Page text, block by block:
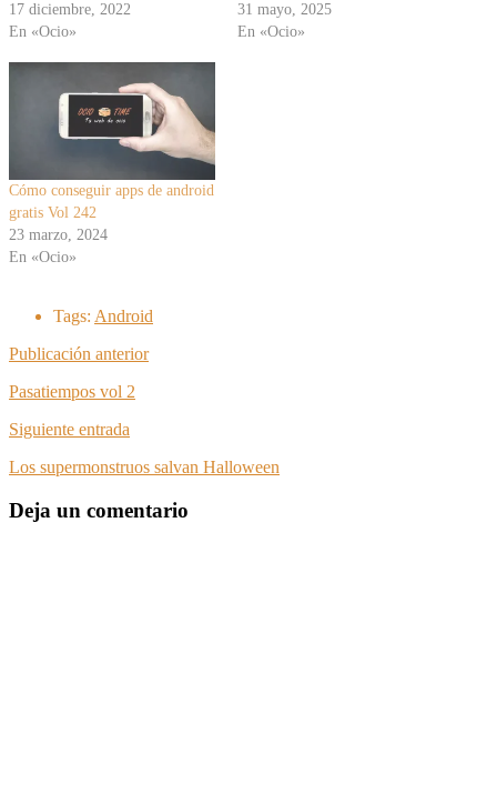
17 diciembre, 2022
En «Ocio»
31 mayo, 2025
En «Ocio»
Cómo conseguir apps de android
gratis Vol 242
23 marzo, 2024
En «Ocio»
Tags: Android
Publicación anterior
Pasatiempos vol 2
Siguiente entrada
Los supermonstruos salvan Halloween
Deja un comentario